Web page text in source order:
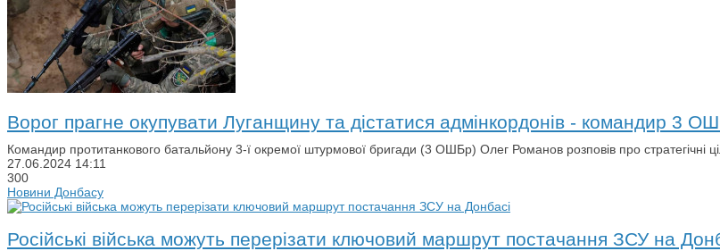
Ворог прагне окупувати Луганщину та дістатися адмінкордонів - командир 3
Командир протитанкового батальйону 3-ї окремої штурмової бригади (3 ОШБр) Олег Романов розповів про стратегічні
27.06.2024 14:11
300
Новини Донбасу
Російські війська можуть перерізати ключовий маршрут постачання ЗСУ на